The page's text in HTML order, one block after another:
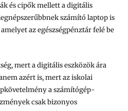
és cipők mellett a digitális
számító laptop is
az egészségpénztár felé be
mert a digitális eszközök ára
azért is, mert az iskolai
a számítógép-
csak bizonyos